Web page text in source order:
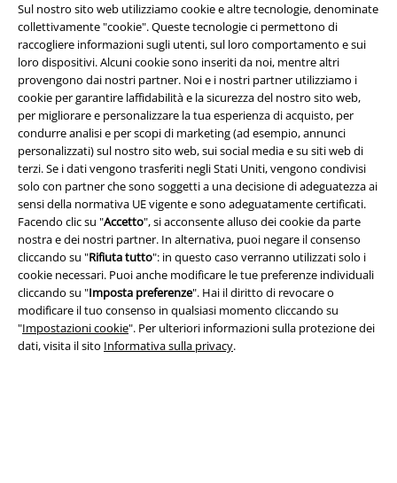
Sul nostro sito web utilizziamo cookie e altre tecnologie, denominate
collettivamente "cookie". Queste tecnologie ci permettono di
raccogliere informazioni sugli utenti, sul loro comportamento e sui
loro dispositivi. Alcuni cookie sono inseriti da noi, mentre altri
provengono dai nostri partner. Noi e i nostri partner utilizziamo i
cookie per garantire laffidabilità e la sicurezza del nostro sito web,
per migliorare e personalizzare la tua esperienza di acquisto, per
condurre analisi e per scopi di marketing (ad esempio, annunci
personalizzati) sul nostro sito web, sui social media e su siti web di
terzi. Se i dati vengono trasferiti negli Stati Uniti, vengono condivisi
solo con partner che sono soggetti a una decisione di adeguatezza ai
sensi della normativa UE vigente e sono adeguatamente certificati.
Facendo clic su "Accetto", si acconsente alluso dei cookie da parte
nostra e dei nostri partner. In alternativa, puoi negare il consenso
cliccando su "Rifiuta tutto": in questo caso verranno utilizzati solo i
cookie necessari. Puoi anche modificare le tue preferenze individuali
cliccando su "Imposta preferenze". Hai il diritto di revocare o
modificare il tuo consenso in qualsiasi momento cliccando su
"Impostazioni cookie". Per ulteriori informazioni sulla protezione dei
dati, visita il sito Informativa sulla privacy.
Info legali
Termini & Condizioni
Redazione
Legge sulla Privacy
Smaltimento rifiuti e protezione dell’ambiente
Dichiarazione di Conformità